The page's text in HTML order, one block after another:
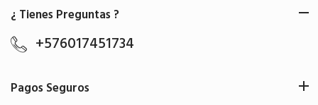
¿ Tienes Preguntas ?
+576017451734
Pagos Seguros